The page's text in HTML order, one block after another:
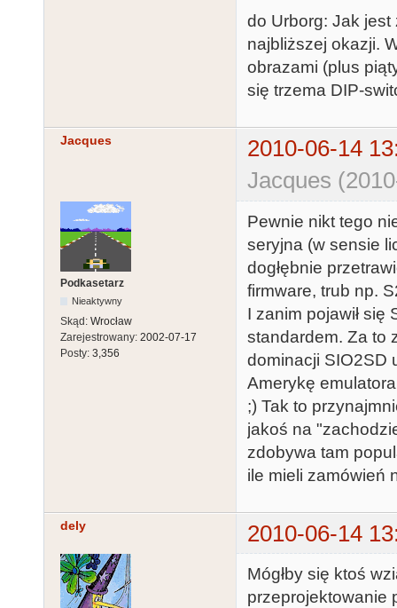
do Urborg: Jak
najbliższej okazji.
obrazami (plus
się trzema DIP-
Jacques
2010-06-14
Jacques
Podkasetarz
Nieaktywny
Skąd: Wrocław
Zarejestrowany: 2002-07-17
Posty: 3,356
Pewnie nikt tego
seryjna (w sensie
dogłębnie
firmware, trub np.
I zanim pojawił się
standardem. Za to
dominacji SIO2SD
Amerykę
;) Tak to
jakoś na
zdobywa tam
ile mieli zamówień
dely 2010-06-14
Mógłby się ktoś
przeprojektowanie